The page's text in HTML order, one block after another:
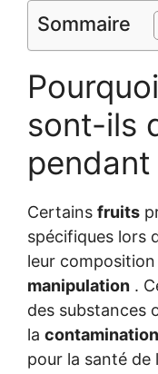
Sommaire
sont-ils
pendant
Certains fruits
spécifiques lors
leur
manipulation .
des substances
la contamination
pour la santé de